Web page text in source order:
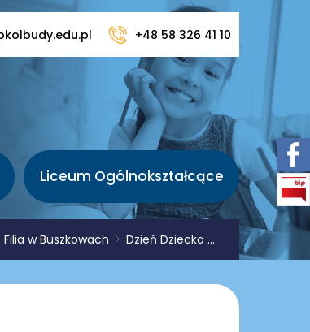
+48 58 326 41 10
Liceum Ogólnokształcące
Filia w Buszkowach > Dzień Dziecka ...